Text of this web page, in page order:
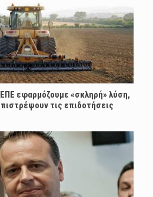
εφαρμόζουμε «σκληρή» λύση,
τις επιδοτήσεις